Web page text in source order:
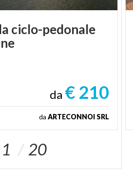
la ciclo-pedonale
da € 210
da ARTECONNOI SRL
1 20